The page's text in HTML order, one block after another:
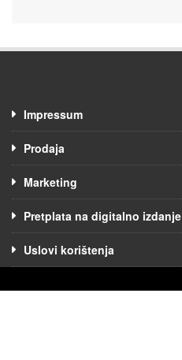
Impressum
Prodaja
Marketing
Pretplata na digitalno izdanje
Uslovi korištenja